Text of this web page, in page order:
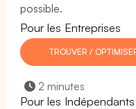
possible.
Pour les Entreprises
TROUVER /
2 minutes
Pour les Indépendants